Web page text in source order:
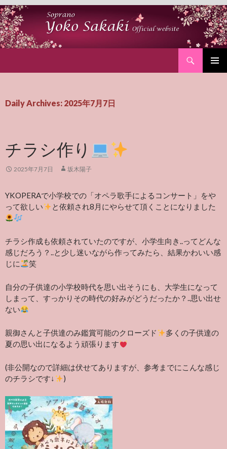
Daily Archives: 2025年7月7日
チラシ作り
2025年7月7日 坂木陽子
YKOPERAで小学校での「オペラ歌手によるコンサート」をや
って欲しい
と依頼され8月にやらせて頂くことになりました
チラシ作成も依頼されていたのですが、小学生向き..ってどんな
感じだろう？..と少し迷いながら作ってみたら、結果かわいい感
じに
笑
自分の子供達の小学校時代を思い出そうにも、大学生になって
しまって、すっかりその時代の好みがどうだったか？..思い出せ
ない
親御さんと子供達のみ鑑賞可能のクローズド
多くの子供達の
夏の思い出になるよう頑張ります
(非公開なので詳細は伏せてありますが、参考までにこんな感じ
のチラシです↓
)